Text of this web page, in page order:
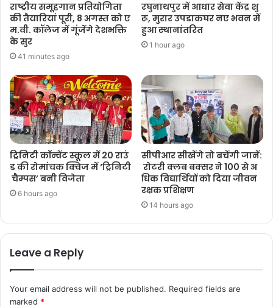
राष्ट्रीय समूहगान प्रतियोगिता
की तैयारियां पूरी, 8 अगस्त को ए
म.वी. कॉलेज में गूंजेंगे देशभक्ति
के सुर
41 minutes ago
रघुनाथपुर में आधार सेवा केंद्र शु
रू, मुरार उपडाकघर नए भवन में
हुआ स्थानांतरित
1 hour ago
ट्रिनिटी कॉन्वेंट स्कूल में 20 राउं
ड की रोमांचक क्विज में ‘ट्रिनिटी
चैम्पस’ बनी विजेता
6 hours ago
सीपीआर सीखेंगे तो बचेंगी जानें:
रोटरी क्लब बक्सर ने 100 से अ
धिक विद्यार्थियों को दिया जीवन
रक्षक प्रशिक्षण
14 hours ago
Leave a Reply
Your email address will not be published. Required fields are
marked *